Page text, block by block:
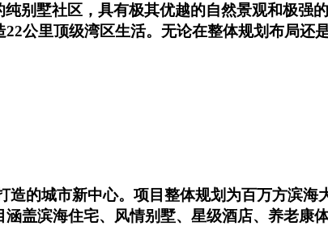
别墅社区，具有极其优越的自然景观和极强
公里顶级湾区生活。无论在整体规划布局还
的城市新中心。项目整体规划为百万方滨
盖滨海住宅、风情别墅、星级酒店、养老康